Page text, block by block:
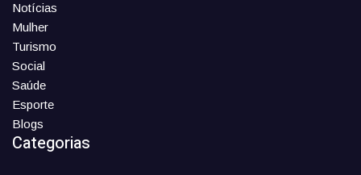
Notícias
Mulher
Turismo
Social
Saúde
Esporte
Blogs
Categorias